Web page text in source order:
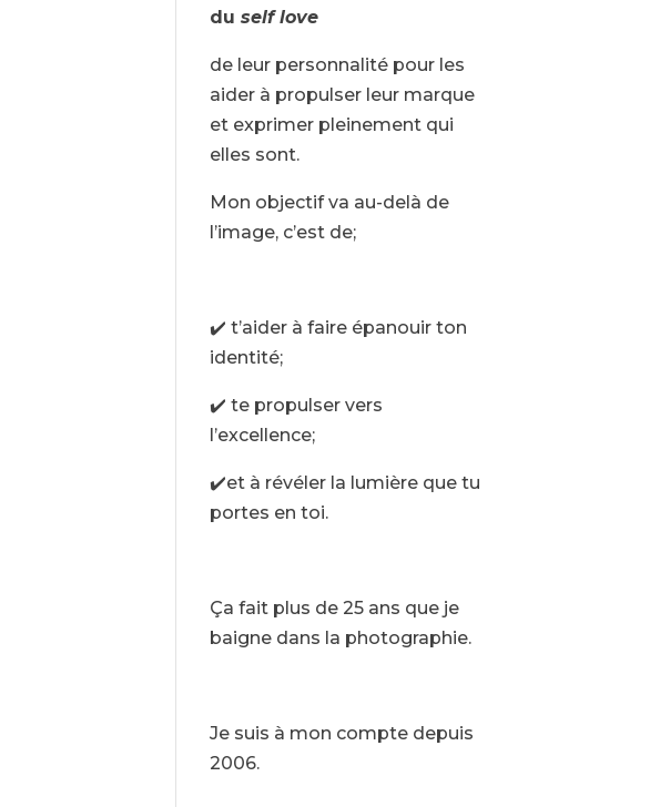
du self love
de leur personnalité pour les
aider à propulser leur marque
et exprimer pleinement qui
elles sont.
Mon objectif va au-delà de
l’image, c’est de;
✔️ t’aider à faire épanouir ton
identité;
✔️ te propulser vers
l’excellence;
✔️et à révéler la lumière que tu
portes en toi.
Ça fait plus de 25 ans que je
baigne dans la photographie.
Je suis à mon compte depuis
2006.